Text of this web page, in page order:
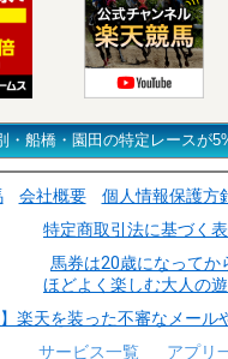
・船橋・園田の特定レースが
会社概要 個人情報保護方
特定商取引法に基づく
馬券は20歳になってか
ほどよく楽しむ大人の
】楽天を装った不審なメール
サービス一覧
アプリ